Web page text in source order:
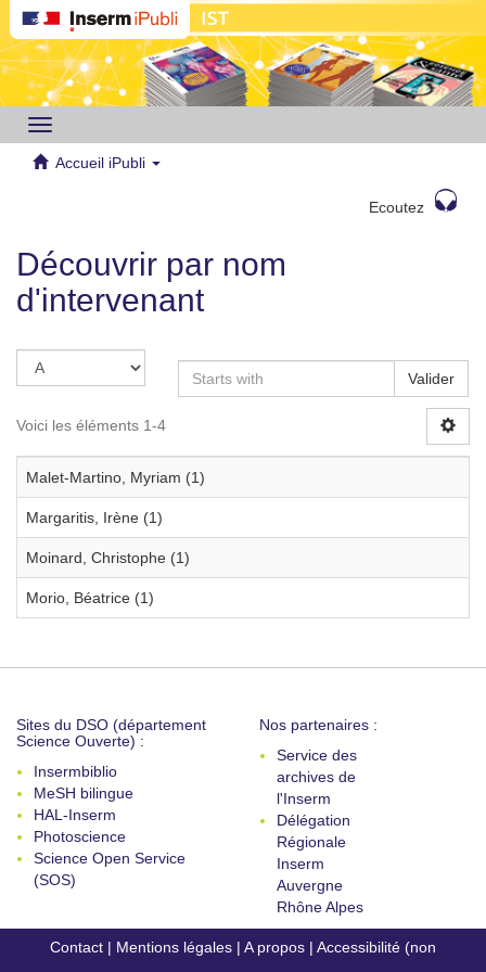
Toggle
navigation
Accueil iPubli
Ecoutez
Découvrir par nom
d'intervenant
Valider
Voici les éléments 1-4
Malet-Martino, Myriam (1)
Margaritis, Irène (1)
Moinard, Christophe (1)
Morio, Béatrice (1)
Sites du DSO (département
Science Ouverte) :
Insermbiblio
MeSH bilingue
HAL-Inserm
Photoscience
Science Open Service
(SOS)
Nos partenaires :
Service des
archives de
l'Inserm
Délégation
Régionale
Inserm
Auvergne
Rhône Alpes
Contact | Mentions légales | A propos | Accessibilité (non